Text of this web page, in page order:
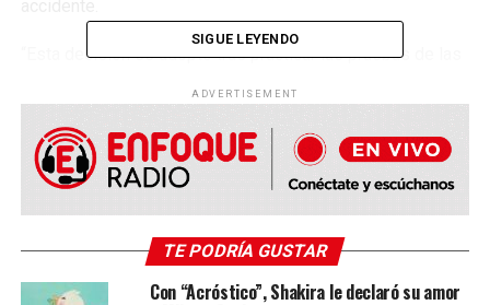
“Esta decisión se adoptó tras practicar las pruebas de las
presentadas dentro del proceso judicial, yllegar a la
conclusión de que Quintero Ponce incumplió con sus
obligaciones como conductor, transitando con
exceso de velocidad aproximadamente a unos 157
km/h por una vía que no contaba con las condiciones
para ello y cuyo límite era de 50 km/h”, indicó el
abogado en declaraciones conocidas por W Radio.
SIGUE LEYENDO
ADVERTISEMENT
TE PODRÍA GUSTAR
Con “Acróstico”, Shakira le declaró su amor